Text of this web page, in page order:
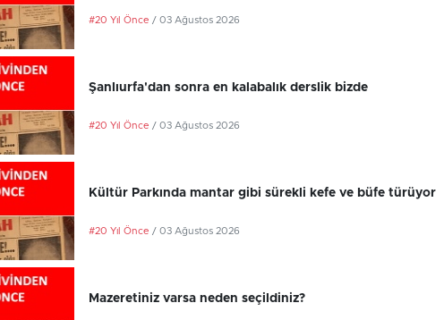
#20 Yıl Önce / 03 Ağustos 2026
Şanlıurfa'dan sonra en kalabalık derslik bizde
#20 Yıl Önce / 03 Ağustos 2026
Kültür Parkında mantar gibi sürekli kefe ve büfe türüyor
#20 Yıl Önce / 03 Ağustos 2026
Mazeretiniz varsa neden seçildiniz?